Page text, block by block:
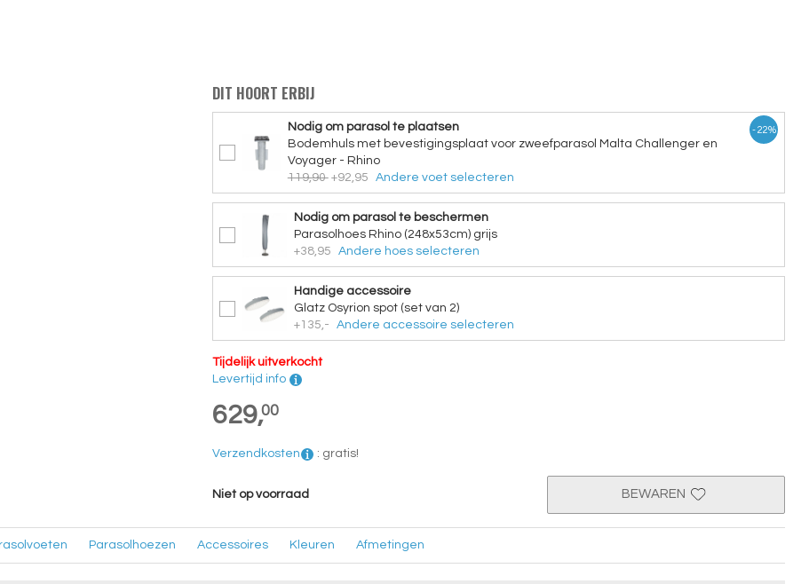
DIT HOORT ERBIJ
Nodig om parasol te plaatsen
Bodemhuls met bevestigingsplaat voor zweefparasol Malta Challenger en
Voyager - Rhino
119,90 +92,95 Andere voet selecteren
- 22%
Nodig om parasol te beschermen
Parasolhoes Rhino (248x53cm) grijs
+38,95
Andere hoes selecteren
Handige accessoire
Glatz Osyrion spot (set van 2)
+135,-
Andere accessoire selecteren
Tijdelijk uitverkocht
Levertijd info
629,00
Verzendkosten : gratis!
Niet op voorraad BEWAREN
Parasolhoezen Accessoires Kleuren Afmetingen